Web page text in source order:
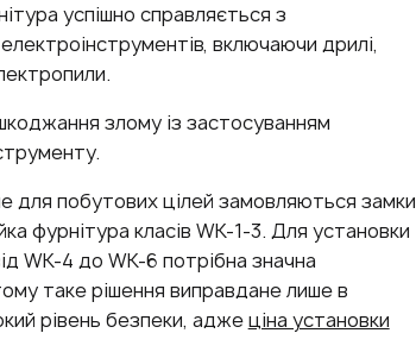
успішно справляється з
включаючи дрилі,
злому із застосуванням
для побутових цілей замовляються замки
фурнітура класів WK-1-3. Для установки
WK-4 до WK-6 потрібна значна
таке рішення виправдане лише в
рівень безпеки, аджеціна установки